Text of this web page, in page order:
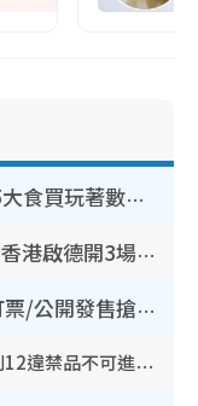
【8月生日優惠2026】全港85大食買玩著數攻略 自助餐/火鍋放題同行免費＋誠品/DONKI送現金券
BIGBANG演唱會2026｜11月香港啟德開3場！實名制VIP申請、優先購票攻略
人夫集團｜Klook套票/優先訂票/公開發售搶飛攻略！附票價.購票連結.場地座位表
啟德體育園入場懶人包︱場地守則12違禁品不可進場准帶細水樽但全場禁樽蓋！應援牌有限制！